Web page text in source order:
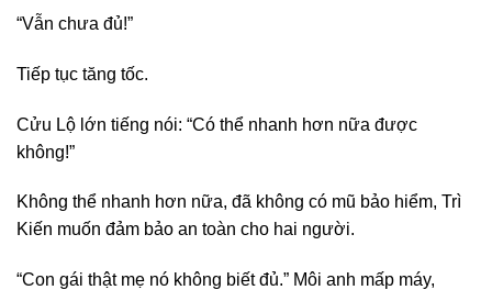
“Vẫn chưa đủ!”
Tiếp tục tăng tốc.
Cửu Lộ lớn tiếng nói: “Có thể nhanh hơn nữa được
không!”
Không thể nhanh hơn nữa, đã không có mũ bảo hiểm, Trì
Kiến muốn đảm bảo an toàn cho hai người.
“Con gái thật mẹ nó không biết đủ.” Môi anh mấp máy,